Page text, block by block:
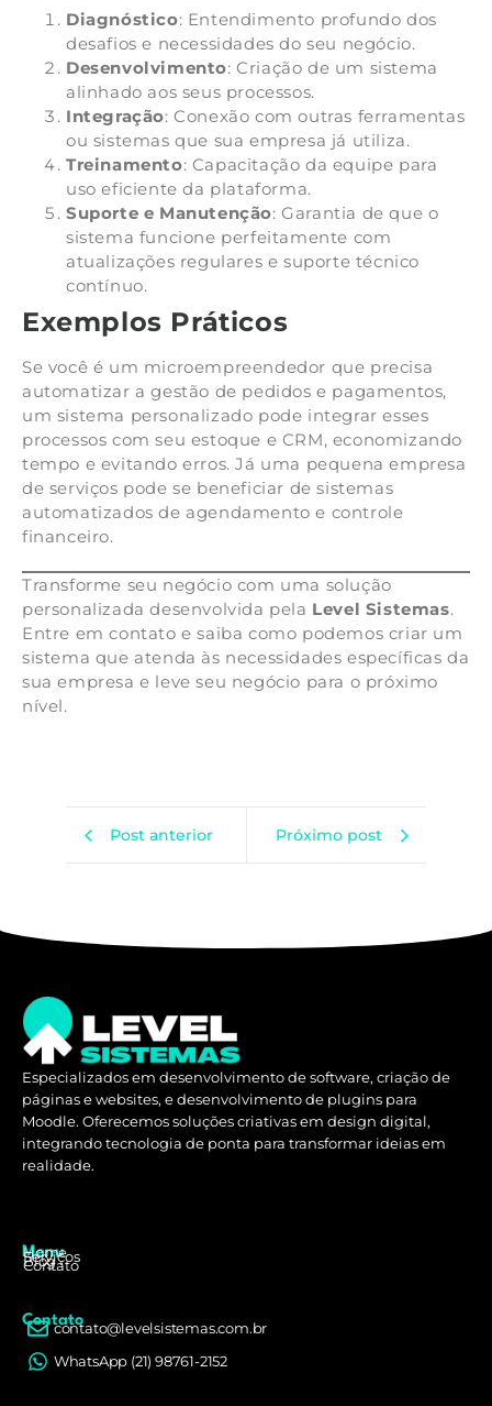
Diagnóstico: Entendimento profundo dos
desafios e necessidades do seu negócio.
Desenvolvimento: Criação de um sistema
alinhado aos seus processos.
Integração: Conexão com outras ferramentas
ou sistemas que sua empresa já utiliza.
Treinamento: Capacitação da equipe para
uso eficiente da plataforma.
Suporte e Manutenção: Garantia de que o
sistema funcione perfeitamente com
atualizações regulares e suporte técnico
contínuo.
Exemplos Práticos
Se você é um microempreendedor que precisa
automatizar a gestão de pedidos e pagamentos,
um sistema personalizado pode integrar esses
processos com seu estoque e CRM, economizando
tempo e evitando erros. Já uma pequena empresa
de serviços pode se beneficiar de sistemas
automatizados de agendamento e controle
financeiro.
Transforme seu negócio com uma solução
personalizada desenvolvida pela Level Sistemas.
Entre em contato e saiba como podemos criar um
sistema que atenda às necessidades específicas da
sua empresa e leve seu negócio para o próximo
nível.
Post anterior Próximo post
Especializados em desenvolvimento de software, criação de
páginas e websites, e desenvolvimento de plugins para
Moodle. Oferecemos soluções criativas em design digital,
integrando tecnologia de ponta para transformar ideias em
realidade.
Menu
Home
Serviços
Blog
Contato
Contatocontato@levelsistemas.com.br
WhatsApp (21) 98761-2152